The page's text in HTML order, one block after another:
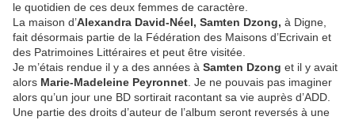
le quotidien de ces deux femmes de caractère.
La maison d’Alexandra David-Néel, Samten Dzong, à Digne,
fait désormais partie de la Fédération des Maisons d’Ecrivain et
des Patrimoines Littéraires et peut être visitée.
Je m’étais rendue il y a des années à Samten Dzong et il y avait
alors Marie-Madeleine Peyronnet . Je ne pouvais pas imaginer
alors qu’un jour une BD sortirait racontant sa vie auprès d’ADD.
Une partie des droits d’auteur de l’album seront reversés à une